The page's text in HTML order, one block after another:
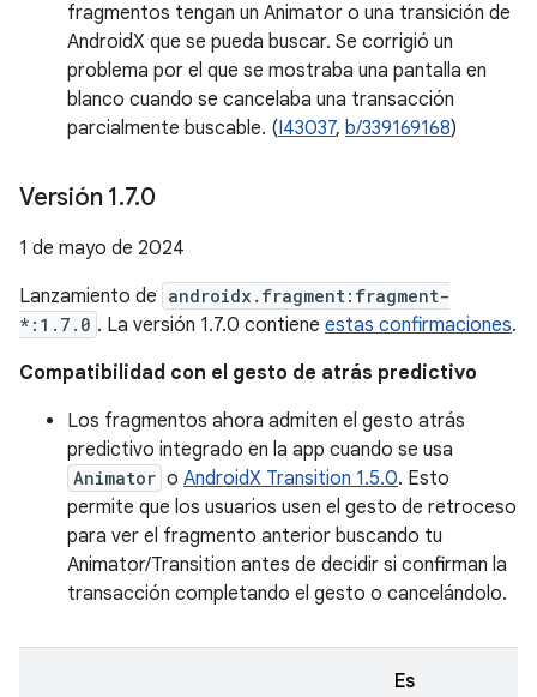
fragmentos tengan un Animator o una transición de
AndroidX que se pueda buscar. Se corrigió un
problema por el que se mostraba una pantalla en
blanco cuando se cancelaba una transacción
parcialmente buscable. (I43037, b/339169168)
Versión 1.7.0
1 de mayo de 2024
Lanzamiento de androidx.fragment:fragment-
*:1.7.0 . La versión 1.7.0 contiene estas confirmaciones.
Compatibilidad con el gesto de atrás predictivo
Los fragmentos ahora admiten el gesto atrás
predictivo integrado en la app cuando se usa
Animator o AndroidX Transition 1.5.0. Esto
permite que los usuarios usen el gesto de retroceso
para ver el fragmento anterior buscando tu
Animator/Transition antes de decidir si confirman la
transacción completando el gesto o cancelándolo.
Es